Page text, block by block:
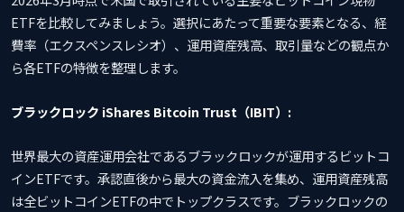
ETFを比較してみましょう。選択にあたって重要な要素となる、経
費率（エクスペンスレシオ）、運用資産残高、取引量などの観点か
ら各ETFの特徴を整理します。
ブラックロック iShares Bitcoin Trust（IBIT）:
世界最大の資産運用会社であるブラックロックが運用するビットコ
インETFです。承認直後から最大の資金流入を集め、運用資産残高
は全ビットコインETFの中でトップクラスです。ブラックロックの